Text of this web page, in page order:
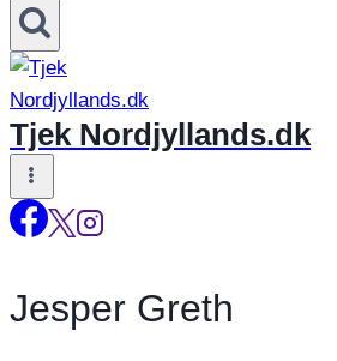
Tjek Nordjyllands.dk
Jesper Greth